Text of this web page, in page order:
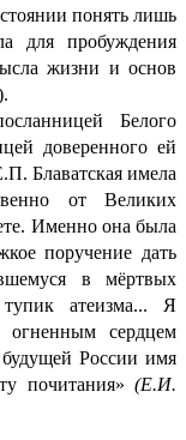
понять лишь
для пробуждения
жизни и основ
Белого
доверенного ей
Блаватская имела
от Великих
Именно она была
поручение дать
в мёртвых
атеизма... Я
сердцем
России имя
почитания» (Е.И.